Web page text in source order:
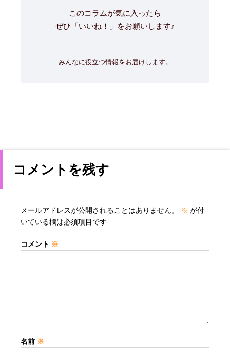
このコラムが気に入ったら
ぜひ「いいね！」をお願いします♪
みんなに役立つ情報をお届けします。
コメントを残す
メールアドレスが公開されることはありません。 ※ が付
いている欄は必須項目です
コメント ※
名前 ※